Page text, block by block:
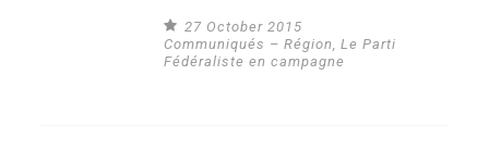
27 October 2015
Communiqués – Région,Le Parti
Fédéraliste en campagne